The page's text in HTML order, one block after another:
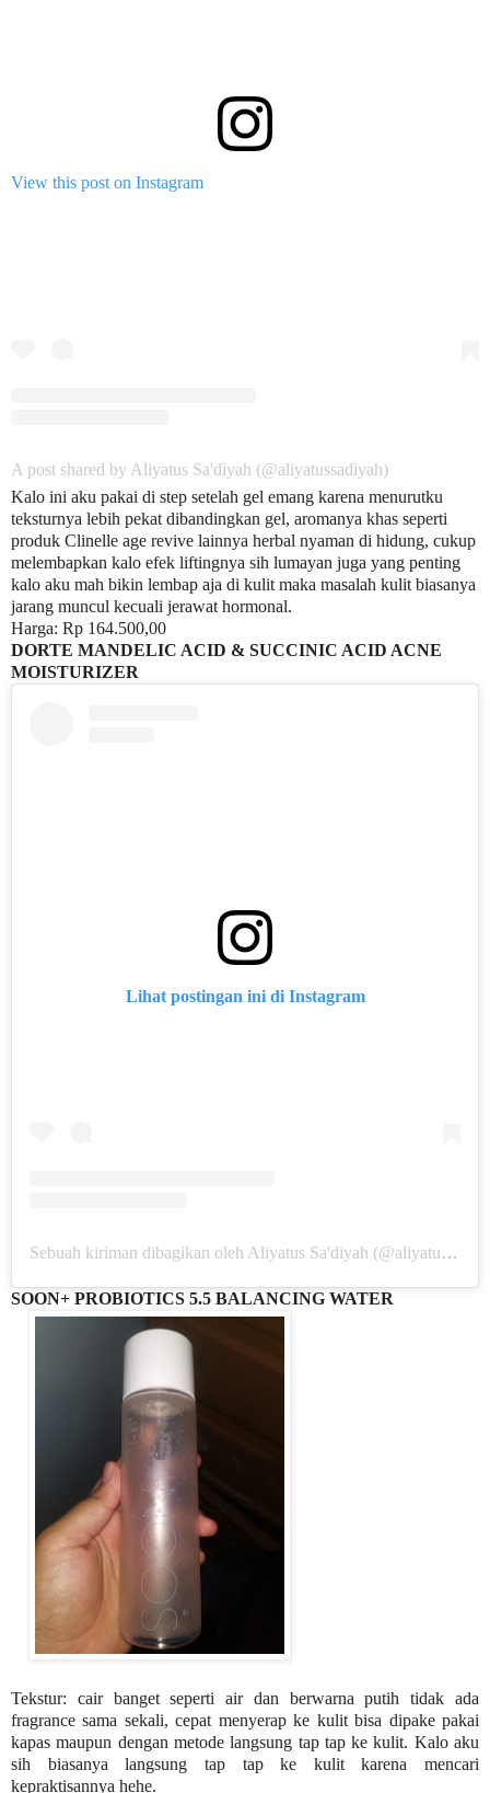
View this post on Instagram
A post shared by Aliyatus Sa'diyah (@aliyatussadiyah)
Kalo ini aku pakai di step setelah gel emang karena menurutku
teksturnya lebih pekat dibandingkan gel, aromanya khas seperti
produk Clinelle age revive lainnya herbal nyaman di hidung, cukup
melembapkan kalo efek liftingnya sih lumayan juga yang penting
kalo aku mah bikin lembap aja di kulit maka masalah kulit biasanya
jarang muncul kecuali jerawat hormonal.
Harga: Rp 164.500,00
DORTE MANDELIC ACID & SUCCINIC ACID ACNE
MOISTURIZER
Lihat postingan ini di Instagram
Sebuah kiriman dibagikan oleh Aliyatus Sa'diyah (@aliyatussadiyah)
SOON+ PROBIOTICS 5.5 BALANCING WATER
Tekstur: cair banget seperti air dan berwarna putih tidak ada
fragrance sama sekali, cepat menyerap ke kulit bisa dipake pakai
kapas maupun dengan metode langsung tap tap ke kulit. Kalo aku
sih biasanya langsung tap tap ke kulit karena mencari
kepraktisannya hehe.